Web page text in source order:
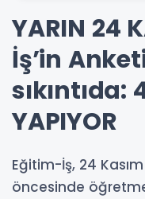
YARIN 24
İş’in
sıkıntıda:
YAPIYOR
Eğitim-İş, 24
öncesinde